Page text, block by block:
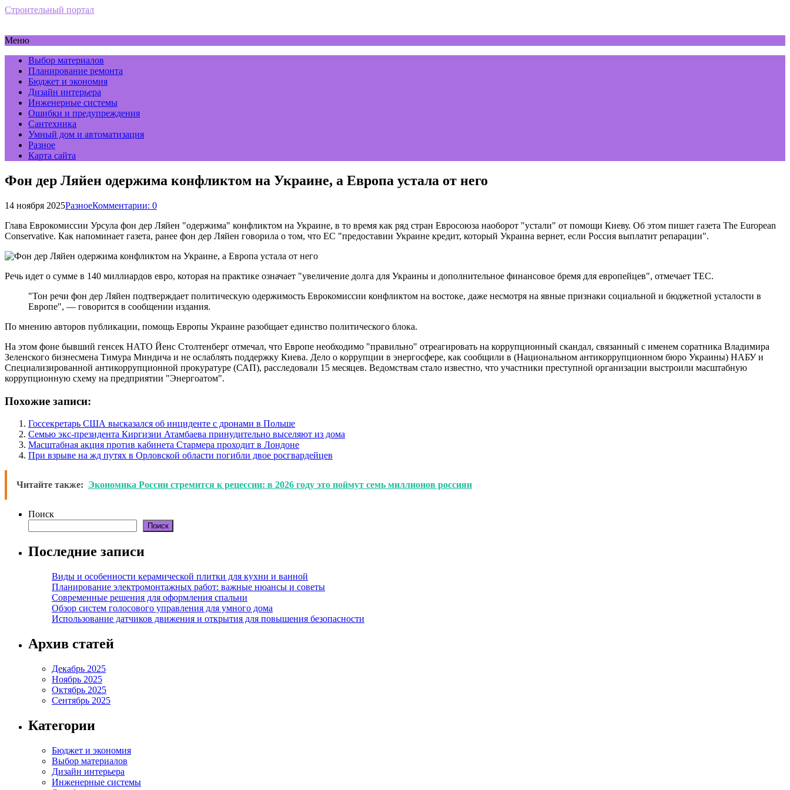
Строительный портал
Меню
Выбор материалов
Планирование ремонта
Бюджет и экономия
Дизайн интерьера
Инженерные системы
Ошибки и предупреждения
Сантехника
Умный дом и автоматизация
Разное
Карта сайта
Фон дер Ляйен одержима конфликтом на Украине, а Европа устала от него
14 ноября 2025РазноеКомментарии: 0
Глава Еврокомиссии Урсула фон дер Ляйен "одержима" конфликтом на Украине, в то время как ряд стран Евросоюза наоборот "устали" от помощи Киеву. Об этом пишет газета The European
Conservative. Как напоминает газета, ранее фон дер Ляйен говорила о том, что ЕС "предоставии Украине кредит, который Украина вернет, если Россия выплатит репарации".
Речь идет о сумме в 140 миллиардов евро, которая на практике означает "увеличение долга для Украины и дополнительное финансовое бремя для европейцев", отмечает TEC.
"Тон речи фон дер Ляйен подтверждает политическую одержимость Еврокомиссии конфликтом на востоке, даже несмотря на явные признаки социальной и бюджетной усталости в
Европе", — говорится в сообщении издания.
По мнению авторов публикации, помощь Европы Украине разобщает единство политического блока.
На этом фоне бывший генсек НАТО Йенс Столтенберг отмечал, что Европе необходимо "правильно" отреагировать на коррупционный скандал, связанный с именем соратника Владимира
Зеленского бизнесмена Тимура Миндича и не ослаблять поддержку Киева. Дело о коррупции в энергосфере, как сообщили в (Национальном антикоррупционном бюро Украины) НАБУ и
Специализированной антикоррупционной прокуратуре (САП), расследовали 15 месяцев. Ведомствам стало известно, что участники преступной организации выстроили масштабную
коррупционную схему на предприятии "Энергоатом".
Похожие записи:
Госсекретарь США высказался об инциденте с дронами в Польше
Семью экс-президента Киргизии Атамбаева принудительно выселяют из дома
Масштабная акция против кабинета Стармера проходит в Лондоне
При взрыве на жд путях в Орловской области погибли двое росгвардейцев
Читайте также: Экономика России стремится к рецессии: в 2026 году это поймут семь миллионов россиян
Поиск
Поиск
Последние записи
Виды и особенности керамической плитки для кухни и ванной
Планирование электромонтажных работ: важные нюансы и советы
Современные решения для оформления спальни
Обзор систем голосового управления для умного дома
Использование датчиков движения и открытия для повышения безопасности
Архив статей
Декабрь 2025
Ноябрь 2025
Октябрь 2025
Сентябрь 2025
Категории
Бюджет и экономия
Выбор материалов
Дизайн интерьера
Инженерные системы